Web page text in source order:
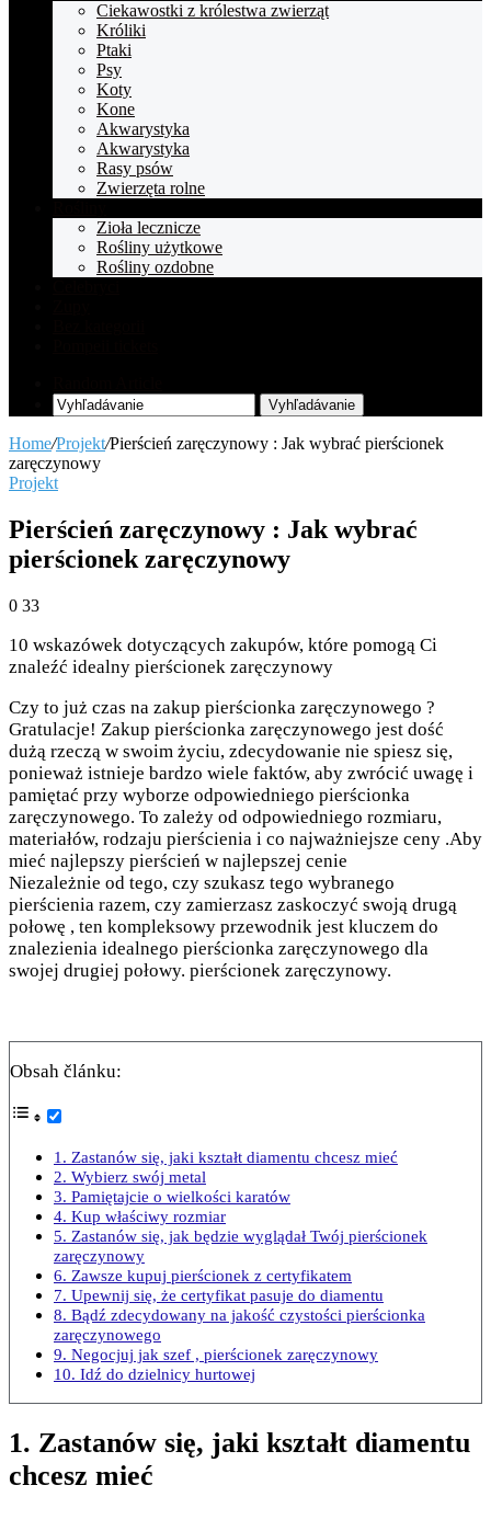
Ciekawostki z królestwa zwierząt
Króliki
Ptaki
Psy
Koty
Kone
Akwarystyka
Akwarystyka
Rasy psów
Zwierzęta rolne
Zioła lecznicze
Rośliny użytkowe
Rośliny ozdobne
Vyhľadávanie
Home/Projekt/Pierścień zaręczynowy : Jak wybrać pierścionek
zaręczynowy
Projekt
Pierścień zaręczynowy : Jak wybrać
pierścionek zaręczynowy
0 33
10 wskazówek dotyczących zakupów, które pomogą Ci
znaleźć idealny pierścionek zaręczynowy
Czy to już czas na zakup pierścionka zaręczynowego ?
Gratulacje! Zakup pierścionka zaręczynowego jest dość
dużą rzeczą w swoim życiu, zdecydowanie nie spiesz się,
ponieważ istnieje bardzo wiele faktów, aby zwrócić uwagę i
pamiętać przy wyborze odpowiedniego pierścionka
zaręczynowego. To zależy od odpowiedniego rozmiaru,
materiałów, rodzaju pierścienia i co najważniejsze ceny .Aby
mieć najlepszy pierścień w najlepszej cenie
Niezależnie od tego, czy szukasz tego wybranego
pierścienia razem, czy zamierzasz zaskoczyć swoją drugą
połowę , ten kompleksowy przewodnik jest kluczem do
znalezienia idealnego pierścionka zaręczynowego dla
swojej drugiej połowy. pierścionek zaręczynowy.
Obsah článku:
1. Zastanów się, jaki kształt diamentu chcesz mieć
2. Wybierz swój metal
3. Pamiętajcie o wielkości karatów
4. Kup właściwy rozmiar
5. Zastanów się, jak będzie wyglądał Twój pierścionek
zaręczynowy
6. Zawsze kupuj pierścionek z certyfikatem
7. Upewnij się, że certyfikat pasuje do diamentu
8. Bądź zdecydowany na jakość czystości pierścionka
zaręczynowego
9. Negocjuj jak szef , pierścionek zaręczynowy
10. Idź do dzielnicy hurtowej
1. Zastanów się, jaki kształt diamentu
chcesz mieć